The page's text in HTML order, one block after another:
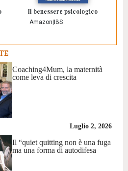
Il benessere psicologico
Amazon|IBS
Coaching4Mum, la maternità
come leva di crescita
Luglio 2, 2026
Il “quiet quitting non è una fuga
ma una forma di autodifesa